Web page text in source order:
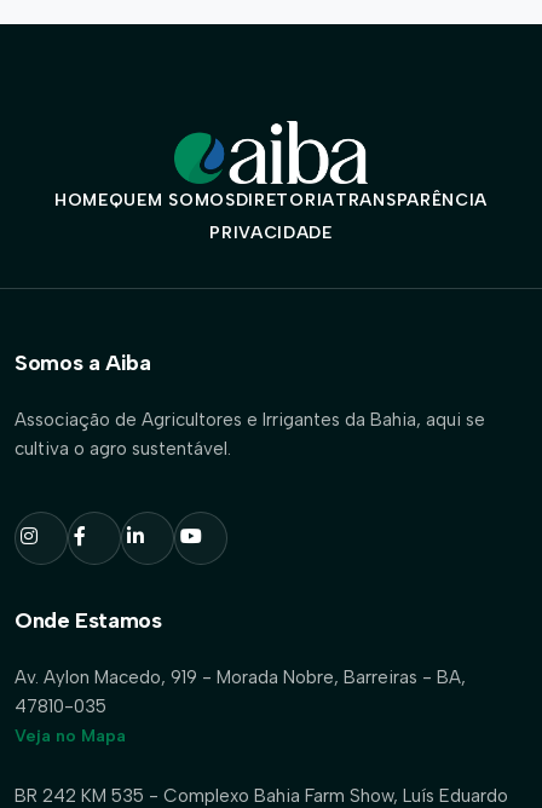
HOMEQUEM SOMOSDIRETORIATRANSPARÊNCIA
PRIVACIDADE
Somos a Aiba
Associação de Agricultores e Irrigantes da Bahia, aqui se
cultiva o agro sustentável.
Onde Estamos
Av. Aylon Macedo, 919 - Morada Nobre, Barreiras - BA,
47810-035
Veja no Mapa
BR 242 KM 535 - Complexo Bahia Farm Show, Luís Eduardo